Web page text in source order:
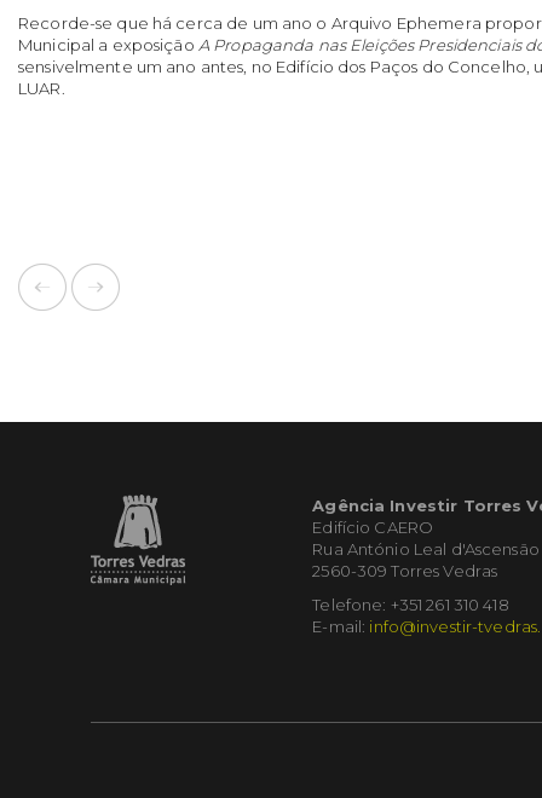
Recorde-se que há cerca de um ano o Arquivo Ephemera
Municipal a exposição A Propaganda nas Eleições Presidenciais
sensivelmente um ano antes, no Edifício dos Paços do Concelho,
LUAR.
Agência Investir Torres
Edifício CAERO
Rua António Leal d'Ascensão
2560-309 Torres Vedras
Telefone: +351 261 310 418
E-mail: info@investir-